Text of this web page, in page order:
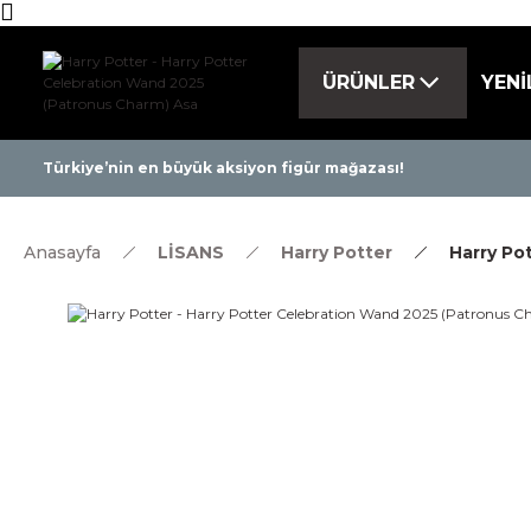
ÜRÜNLER
Türkiye’nin en büyük aksiyon figür mağazası!Tüm
Anasayfa LİSANS Harry Potter Harry